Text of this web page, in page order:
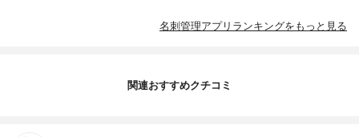
名刺管理アプリランキングをもっと見る
関連おすすめクチコミ